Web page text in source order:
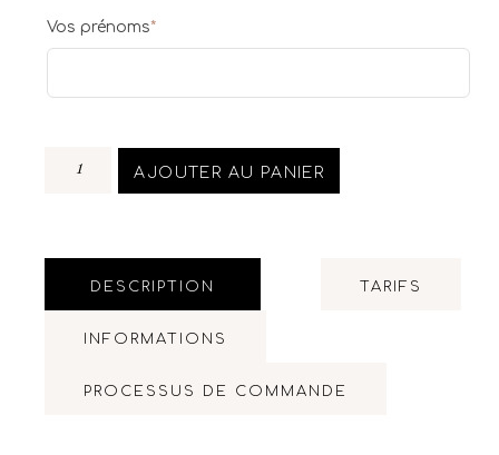
Vos prénoms*
AJOUTER AU PANIER
DESCRIPTION TARIFS
INFORMATIONS
PROCESSUS DE COMMANDE